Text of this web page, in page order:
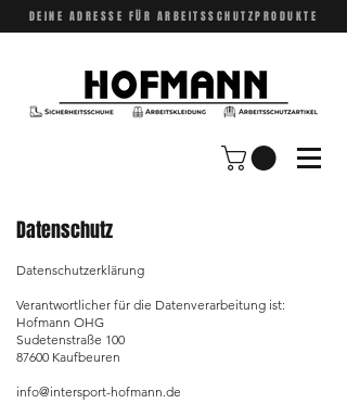
DEINE ADRESSE FÜR ARBEITSSCHUTZPRODUKTE
Datenschutz
Datenschutzerklärung
Verantwortlicher für die Datenverarbeitung ist:
Hofmann OHG
Sudetenstraße 100
87600 Kaufbeuren
info@intersport-hofmann.de